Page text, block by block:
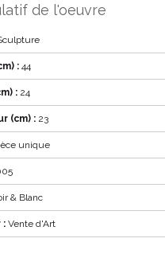
de l'oeuvre
: 44
: 24
(cm) : 23
unique
& Blanc
: Vente d'Art